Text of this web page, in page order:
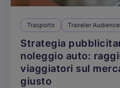
Trasporto Traveler
Strategia
noleggio auto:
viaggiatori sul
giusto